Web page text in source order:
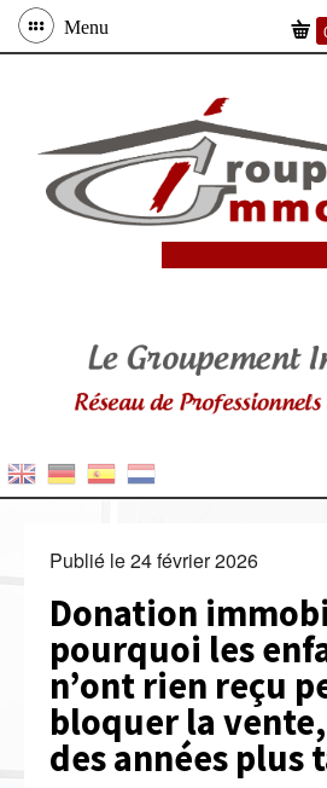
Menu
Publié le24 février 2026
Donation
pourquoi les
n’ont rien reçu
bloquer la
des années plus